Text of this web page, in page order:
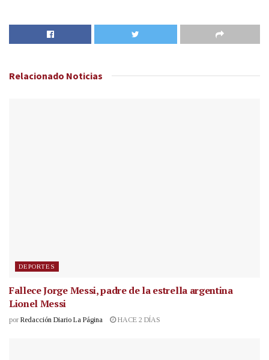
Relacionado Noticias
DEPORTES
Fallece Jorge Messi, padre de la estrella argentina
Lionel Messi
por Redacción Diario La Página HACE 2 DÍAS